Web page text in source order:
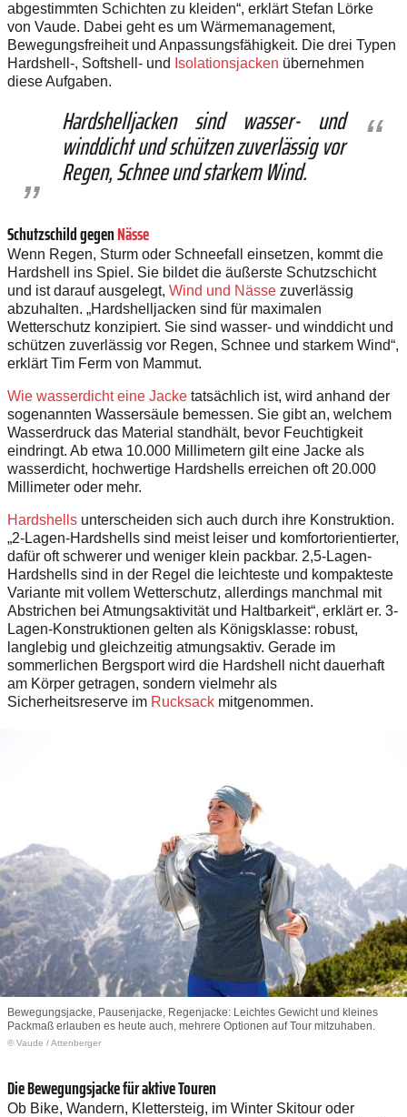
abgestimmten Schichten zu kleiden“, erklärt Stefan Lörke
von Vaude. Dabei geht es um Wärmemanagement,
Bewegungsfreiheit und Anpassungsfähigkeit. Die drei Typen
Hardshell-, Softshell- und Isolationsjacken übernehmen
diese Aufgaben.
Hardshelljacken sind wasser- und
winddicht und schützen zuverlässig vor
Regen, Schnee und starkem Wind.
Schutzschild gegenNässe
Wenn Regen, Sturm oder Schneefall einsetzen, kommt die
Hardshell ins Spiel. Sie bildet die äußerste Schutzschicht
und ist darauf ausgelegt, Wind und Nässe zuverlässig
abzuhalten. „Hardshelljacken sind für maximalen
Wetterschutz konzipiert. Sie sind wasser- und winddicht und
schützen zuverlässig vor Regen, Schnee und starkem Wind“,
erklärt Tim Ferm von Mammut.
Wie wasserdicht eine Jacke tatsächlich ist, wird anhand der
sogenannten Wassersäule bemessen. Sie gibt an, welchem
Wasserdruck das Material standhält, bevor Feuchtigkeit
eindringt. Ab etwa 10.000 Millimetern gilt eine Jacke als
wasserdicht, hochwertige Hardshells erreichen oft 20.000
Millimeter oder mehr.
Hardshells unterscheiden sich auch durch ihre Konstruktion.
„2-Lagen-Hardshells sind meist leiser und komfortorientierter,
dafür oft schwerer und weniger klein packbar. 2,5-Lagen-
Hardshells sind in der Regel die leichteste und kompakteste
Variante mit vollem Wetterschutz, allerdings manchmal mit
Abstrichen bei Atmungsaktivität und Haltbarkeit“, erklärt er. 3-
Lagen-Konstruktionen gelten als Königsklasse: robust,
langlebig und gleichzeitig atmungsaktiv. Gerade im
sommerlichen Bergsport wird die Hardshell nicht dauerhaft
am Körper getragen, sondern vielmehr als
Sicherheitsreserve im Rucksack mitgenommen.
Bewegungsjacke, Pausenjacke, Regenjacke: Leichtes Gewicht und kleines
Packmaß erlauben es heute auch, mehrere Optionen auf Tour mitzuhaben.
© Vaude / Attenberger
Die Bewegungsjacke für aktive Touren
Ob Bike, Wandern, Klettersteig, im Winter Skitour oder